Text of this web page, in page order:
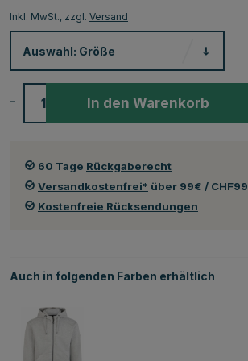
Inkl. MwSt., zzgl. Versand
Auswahl: Größe
- In den Warenkorb
60 Tage Rückgaberecht
Versandkostenfrei* über 99€ / CHF99
Kostenfreie Rücksendungen
Auch in folgenden Farben erhältlich